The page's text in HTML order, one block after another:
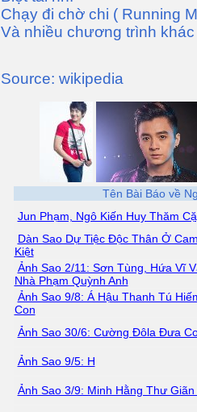
Chạy đi chờ chi ( Running
Và nhiều chương trình khác
Source: wikipedia
Tên Bài Báo về
Jun Phạm, Ngô Kiến Huy Thăm
Dàn Sao Dự Tiệc Độc Thân Ở
Kiệt
Ảnh Sao 2/11: Sơn Tùng, Hứa Vĩ
Nhà Phạm Quỳnh Anh
Ảnh Sao 9/8: Á Hậu Thanh Tú
Con
Ảnh Sao 30/6: Cường Đôla Đưa
Ảnh Sao 9/5: H
Ảnh Sao 3/9: Minh Hằng Thư